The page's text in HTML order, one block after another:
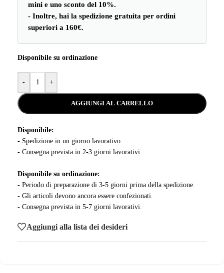
mini e uno sconto del 10%.
- Inoltre, hai la spedizione gratuita per ordini
superiori a 160€.
Disponibile su ordinazione
- +
AGGIUNGI AL CARRELLO
Disponibile:
- Spedizione in un giorno lavorativo.
- Consegna prevista in 2-3 giorni lavorativi.
Disponibile su ordinazione:
- Periodo di preparazione di 3-5 giorni prima della spedizione.
- Gli articoli devono ancora essere confezionati.
- Consegna prevista in 5-7 giorni lavorativi.
Aggiungi alla lista dei desideri